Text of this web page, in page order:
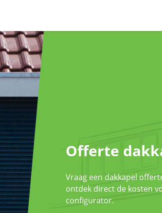
Offerte
Vraag een dakkapel
ontdek direct de kosten
configurator.